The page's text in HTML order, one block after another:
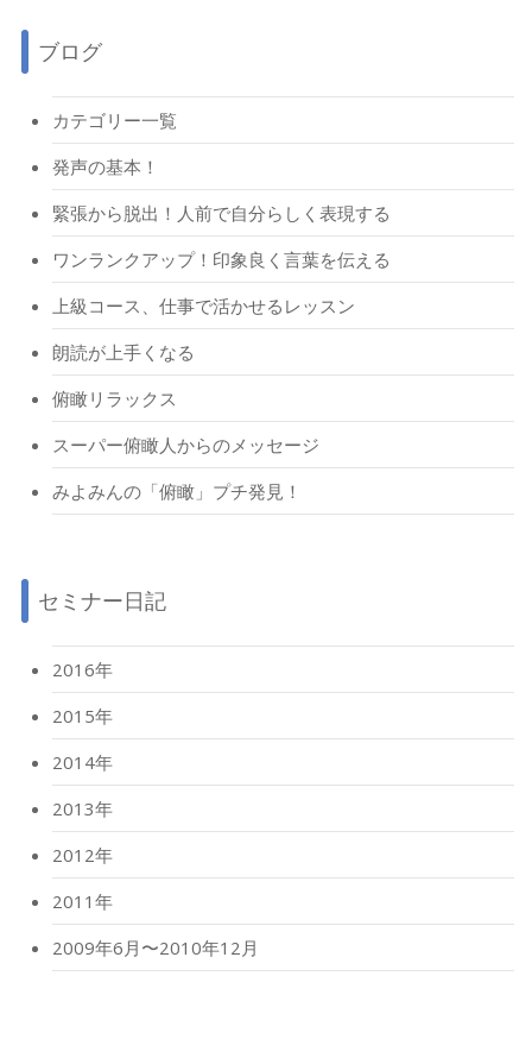
ブログ
カテゴリー一覧
発声の基本！
緊張から脱出！人前で自分らしく表現する
ワンランクアップ！印象良く言葉を伝える
上級コース、仕事で活かせるレッスン
朗読が上手くなる
俯瞰リラックス
スーパー俯瞰人からのメッセージ
みよみんの「俯瞰」プチ発見！
セミナー日記
2016年
2015年
2014年
2013年
2012年
2011年
2009年6月〜2010年12月